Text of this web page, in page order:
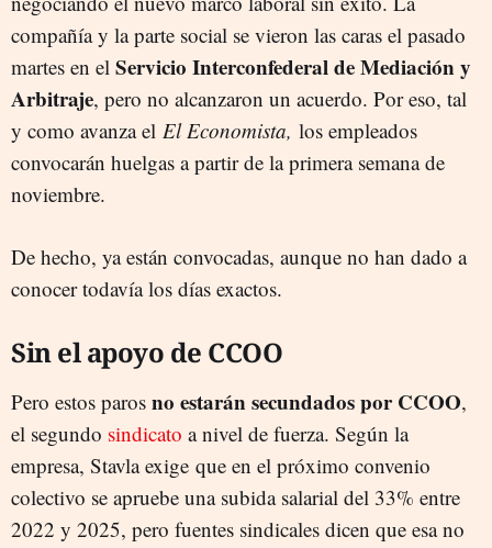
compañía y la parte social se vieron las caras el pasado
martes en el Servicio Interconfederal de Mediación y
Arbitraje, pero no alcanzaron un acuerdo. Por eso, tal
y como avanza el El Economista, los empleados
convocarán huelgas a partir de la primera semana de
noviembre.
De hecho, ya están convocadas, aunque no han dado a
conocer todavía los días exactos.
Sin el apoyo de CCOO
Pero estos paros no estarán secundados por CCOO,
el segundo sindicato a nivel de fuerza. Según la
empresa, Stavla exige que en el próximo convenio
colectivo se apruebe una subida salarial del 33% entre
2022 y 2025, pero fuentes sindicales dicen que esa no